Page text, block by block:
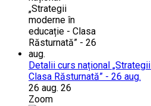
Detalii curs național
Clasa Răsturnată” - 26 aug.
26 aug. 26
Zoom